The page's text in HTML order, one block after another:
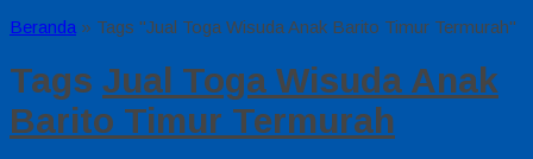
Beranda » Tags "Jual Toga Wisuda Anak Barito Timur Termurah"
Tags Jual Toga Wisuda Anak
Barito Timur Termurah